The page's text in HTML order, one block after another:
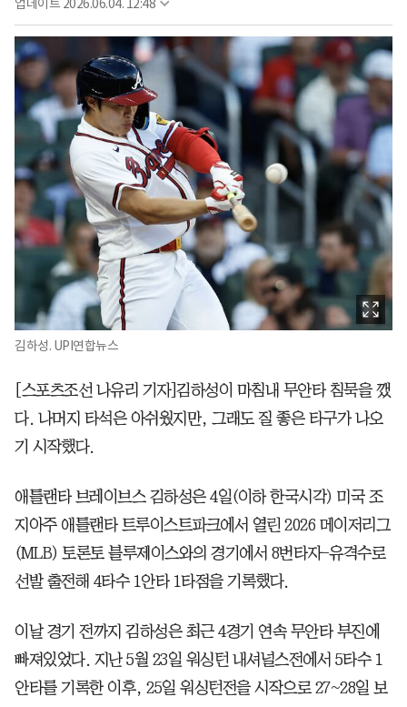
업데이트 2026.06.04. 12:48
김하성. UPI연합뉴스
[스포츠조선 나유리 기자]김하성이 마침내 무안타 침묵을 깼
다. 나머지 타석은 아쉬웠지만, 그래도 질 좋은 타구가 나오
기 시작했다.
애틀랜타 브레이브스 김하성은 4일(이하 한국시각) 미국 조
지아주 애틀랜타 트루이스트파크에서 열린 2026 메이저리그
(MLB) 토론토 블루제이스와의 경기에서 8번타자-유격수로
선발 출전해 4타수 1안타 1타점을 기록했다.
이날 경기 전까지 김하성은 최근 4경기 연속 무안타 부진에
빠져있었다. 지난 5월 23일 워싱턴 내셔널스전에서 5타수 1
안타를 기록한 이후, 25일 워싱턴전을 시작으로 27~28일 보